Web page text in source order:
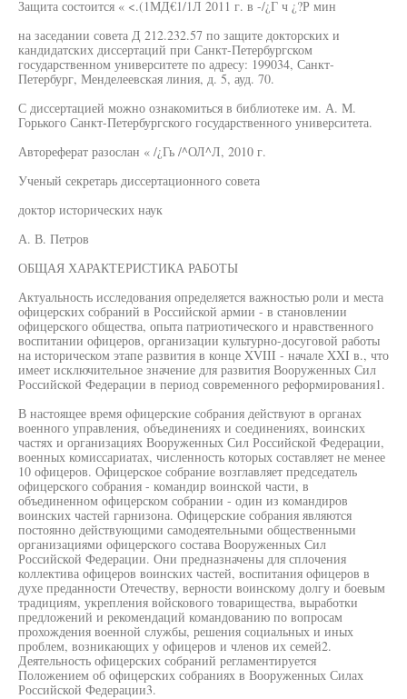
Защита состоится « <.(1МД€1/1Л 2011 г. в -/¿Г ч ¿?Р мин
на заседании совета Д 212.232.57 по защите докторских и
кандидатских диссертаций при Санкт-Петербургском
государственном университете по адресу: 199034, Санкт-
Петербург, Менделеевская линия, д. 5, ауд. 70.
С диссертацией можно ознакомиться в библиотеке им. А. М.
Горького Санкт-Петербургского государственного университета.
Автореферат разослан « /¿Гь /^ОЛ^Л, 2010 г.
Ученый секретарь диссертационного совета
доктор исторических наук
А. В. Петров
ОБЩАЯ ХАРАКТЕРИСТИКА РАБОТЫ
Актуальность исследования определяется важностью роли и места
офицерских собраний в Российской армии - в становлении
офицерского общества, опыта патриотического и нравственного
воспитании офицеров, организации культурно-досуговой работы
на историческом этапе развития в конце XVIII - начале XXI в., что
имеет исключительное значение для развития Вооруженных Сил
Российской Федерации в период современного реформирования1.
В настоящее время офицерские собрания действуют в органах
военного управления, объединениях и соединениях, воинских
частях и организациях Вооруженных Сил Российской Федерации,
военных комиссариатах, численность которых составляет не менее
10 офицеров. Офицерское собрание возглавляет председатель
офицерского собрания - командир воинской части, в
объединенном офицерском собрании - один из командиров
воинских частей гарнизона. Офицерские собрания являются
постоянно действующими самодеятельными общественными
организациями офицерского состава Вооруженных Сил
Российской Федерации. Они предназначены для сплочения
коллектива офицеров воинских частей, воспитания офицеров в
духе преданности Отечеству, верности воинскому долгу и боевым
традициям, укрепления войскового товарищества, выработки
предложений и рекомендаций командованию по вопросам
прохождения военной службы, решения социальных и иных
проблем, возникающих у офицеров и членов их семей2.
Деятельность офицерских собраний регламентируется
Положением об офицерских собраниях в Вооруженных Силах
Российской Федерации3.